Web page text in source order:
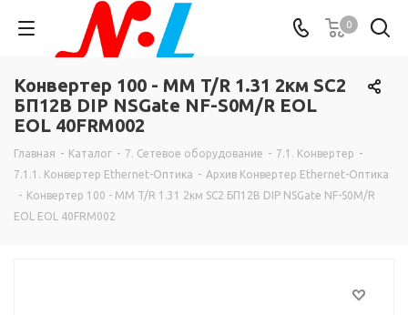
0
Конвертер 100 - MM T/R 1.31 2км SC2
БП12В DIP NSGate NF-S0M/R EOL
EOL 40FRM002
Главная - Каталог - 7. Сетевое оборудование - 7.1. Конвертер -
7.1.1. Конвертер Ethernet-Оптика - Архив Конвертер Ethernet-Оптика
- Конвертер 100 - MM T/R 1.31 2км SC2 БП12В DIP NSGate NF-S0M/R
EOL EOL 40FRM002